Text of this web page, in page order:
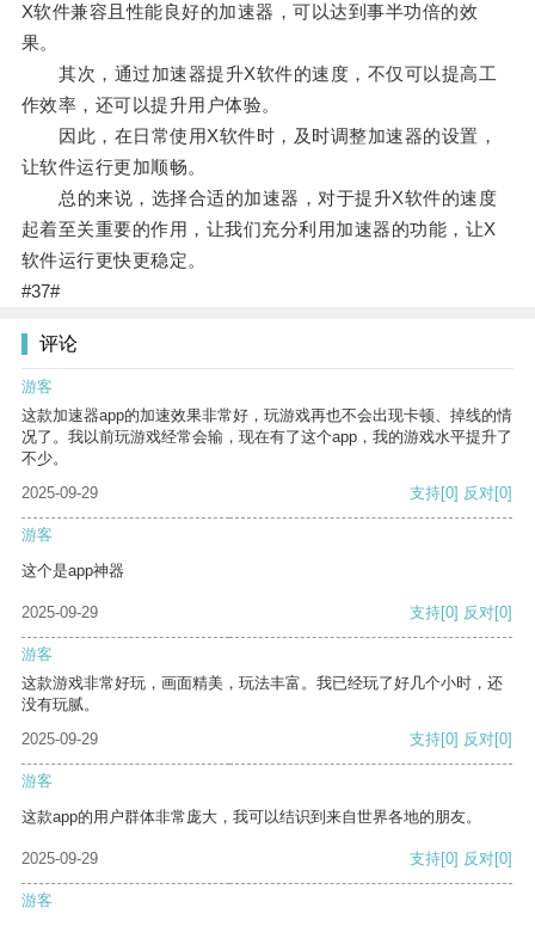
X软件兼容且性能良好的加速器，可以达到事半功倍的效
果。
其次，通过加速器提升X软件的速度，不仅可以提高工
作效率，还可以提升用户体验。
因此，在日常使用X软件时，及时调整加速器的设置，
让软件运行更加顺畅。
总的来说，选择合适的加速器，对于提升X软件的速度
起着至关重要的作用，让我们充分利用加速器的功能，让X
软件运行更快更稳定。
#37#
评论
游客
这款加速器app的加速效果非常好，玩游戏再也不会出现卡顿、掉线的情
况了。我以前玩游戏经常会输，现在有了这个app，我的游戏水平提升了
不少。
2025-09-29
支持[0] 反对[0]
游客
这个是app神器
2025-09-29 支持[0] 反对[0]
游客
这款游戏非常好玩，画面精美，玩法丰富。我已经玩了好几个小时，还
没有玩腻。
2025-09-29
支持[0] 反对[0]
游客
这款app的用户群体非常庞大，我可以结识到来自世界各地的朋友。
2025-09-29 支持[0] 反对[0]
游客